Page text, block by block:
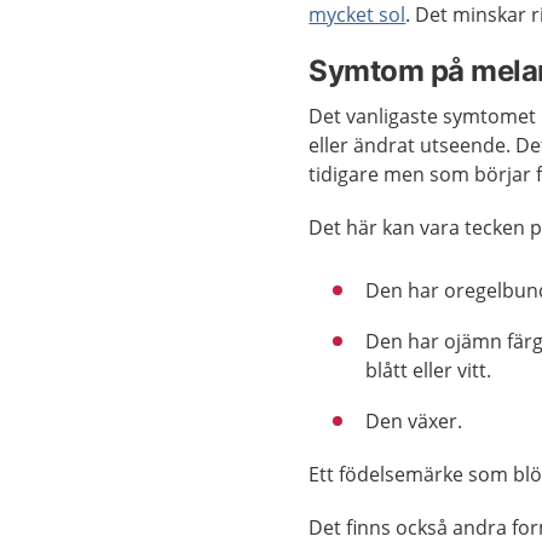
mycket sol. Det minskar
Symtom på
Det vanligaste
eller ändrat utseende.
tidigare men som börjar
Det här kan vara tecken
Den har
Den har ojämn
blått eller vitt.
Den växer.
Ett födelsemärke som
Det finns också andra